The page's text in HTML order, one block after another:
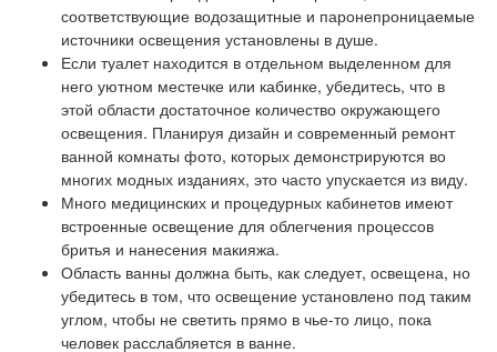
соответствующие водозащитные и паронепроницаемые
источники освещения установлены в душе.
Если туалет находится в отдельном выделенном для
него уютном местечке или кабинке, убедитесь, что в
этой области достаточное количество окружающего
освещения. Планируя дизайн и современный ремонт
ванной комнаты фото, которых демонстрируются во
многих модных изданиях, это часто упускается из виду.
Много медицинских и процедурных кабинетов имеют
встроенные освещение для облегчения процессов
бритья и нанесения макияжа.
Область ванны должна быть, как следует, освещена, но
убедитесь в том, что освещение установлено под таким
углом, чтобы не светить прямо в чье-то лицо, пока
человек расслабляется в ванне.